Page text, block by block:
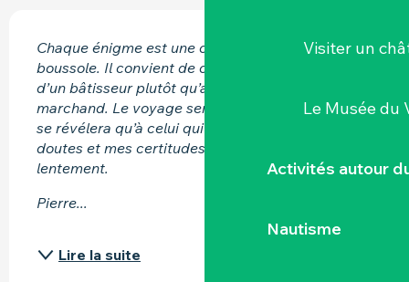
Visiter un
Le Musée du
Activités autour
Nautisme
Chaque énigme est une clé, chaque vers est une
boussole. Il convient de chercher avec l’esprit
d’un bâtisseur plutôt qu’avec les yeux d’un
marchand. Le voyage sera long et le lieu final ne
se révélera qu’à celui qui saura lire entre mes
doutes et mes certitudes, et il faut avancer
lentement.
Pierre...
Lire la suite